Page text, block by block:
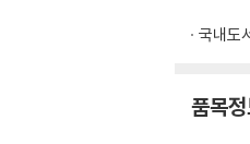
36. 절제
국내도
품목